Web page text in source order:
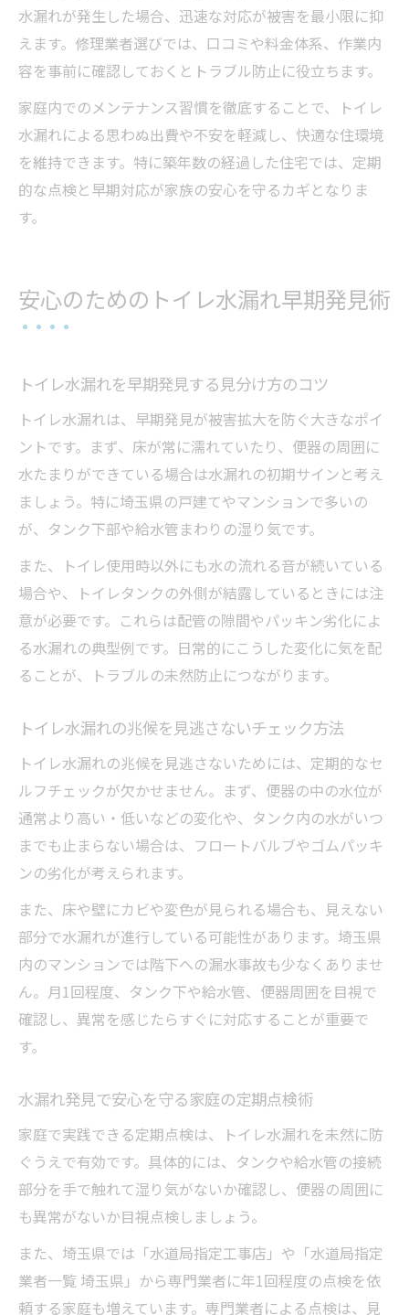
水漏れが発生した場合、迅速な対応が被害を最小限に抑
えます。修理業者選びでは、口コミや料金体系、作業内
容を事前に確認しておくとトラブル防止に役立ちます。
家庭内でのメンテナンス習慣を徹底することで、トイレ
水漏れによる思わぬ出費や不安を軽減し、快適な住環境
を維持できます。特に築年数の経過した住宅では、定期
的な点検と早期対応が家族の安心を守るカギとなりま
す。
安心のためのトイレ水漏れ早期発見術
トイレ水漏れを早期発見する見分け方のコツ
トイレ水漏れは、早期発見が被害拡大を防ぐ大きなポイ
ントです。まず、床が常に濡れていたり、便器の周囲に
水たまりができている場合は水漏れの初期サインと考え
ましょう。特に埼玉県の戸建てやマンションで多いの
が、タンク下部や給水管まわりの湿り気です。
また、トイレ使用時以外にも水の流れる音が続いている
場合や、トイレタンクの外側が結露しているときには注
意が必要です。これらは配管の隙間やパッキン劣化によ
る水漏れの典型例です。日常的にこうした変化に気を配
ることが、トラブルの未然防止につながります。
トイレ水漏れの兆候を見逃さないチェック方法
トイレ水漏れの兆候を見逃さないためには、定期的なセ
ルフチェックが欠かせません。まず、便器の中の水位が
通常より高い・低いなどの変化や、タンク内の水がいつ
までも止まらない場合は、フロートバルブやゴムパッキ
ンの劣化が考えられます。
また、床や壁にカビや変色が見られる場合も、見えない
部分で水漏れが進行している可能性があります。埼玉県
内のマンションでは階下への漏水事故も少なくありませ
ん。月1回程度、タンク下や給水管、便器周囲を目視で
確認し、異常を感じたらすぐに対応することが重要で
す。
水漏れ発見で安心を守る家庭の定期点検術
家庭で実践できる定期点検は、トイレ水漏れを未然に防
ぐうえで有効です。具体的には、タンクや給水管の接続
部分を手で触れて湿り気がないか確認し、便器の周囲に
も異常がないか目視点検しましょう。
また、埼玉県では「水道局指定工事店」や「水道局指定
業者一覧 埼玉県」から専門業者に年1回程度の点検を依
頼する家庭も増えています。専門業者による点検は、見